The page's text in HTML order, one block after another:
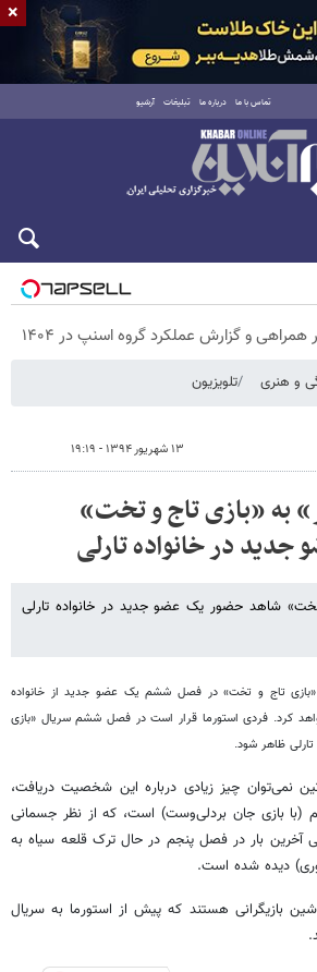
تماس با ما درباره ما تبلیغات آرشیو
۱۴۰۵
و گزارش عملکرد گروه اسنپ در ۱۴۰۴
و هنری تلویزیون
۱۳ شهریور ۱۳۹۴ - ۱۹:۱۹
به «بازی تاج و تخت»
در خانواده تارلی
شاهد حضور یک عضو جدید در خانواده تارلی
«بازی تاج و تخت» در فصل ششم یک عضو جدید از خانواده
کرد. فردی استورما قرار است در فصل ششم سریال «بازی
ظاهر شود.
نمی‌توان چیز زیادی درباره این شخصیت دریافت،
(با بازی جان بردلی‌وست) است، که از نظر جسمانی
آخرین بار در فصل پنجم در حال ترک قلعه سیاه به
دیده شده است.
بازیگرانی هستند که پیش از استورما به سریال
×